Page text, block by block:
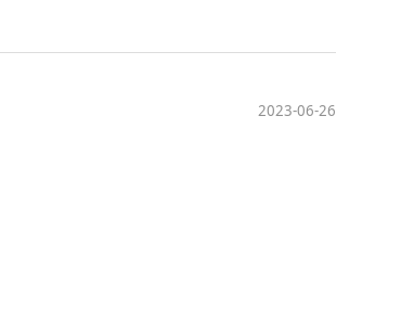
2023-06-26